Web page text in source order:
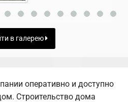
в галерею
оперативно и доступно
Строительство дома